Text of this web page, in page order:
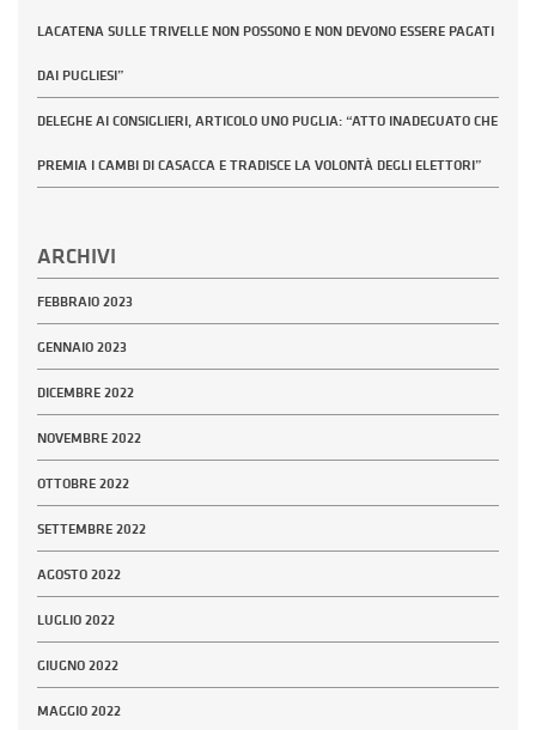
LACATENA SULLE TRIVELLE NON POSSONO E NON DEVONO ESSERE PAGATI
DAI PUGLIESI”
DELEGHE AI CONSIGLIERI, ARTICOLO UNO PUGLIA: “ATTO INADEGUATO CHE
PREMIA I CAMBI DI CASACCA E TRADISCE LA VOLONTÀ DEGLI ELETTORI”
ARCHIVI
FEBBRAIO 2023
GENNAIO 2023
DICEMBRE 2022
NOVEMBRE 2022
OTTOBRE 2022
SETTEMBRE 2022
AGOSTO 2022
LUGLIO 2022
GIUGNO 2022
MAGGIO 2022